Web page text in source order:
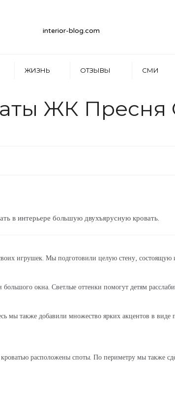
ЖИЗНЬ ОТЗЫВЫ СМИ
ЖК Пресня
в интерьере большую двухъярусную кровать.
игрушек. Мы подготовили целую стену, состоящую
окна. Светлые оттенки помогут детям
мы также добавили множество ярких акцентов в
расположены споты. По периметру мы также